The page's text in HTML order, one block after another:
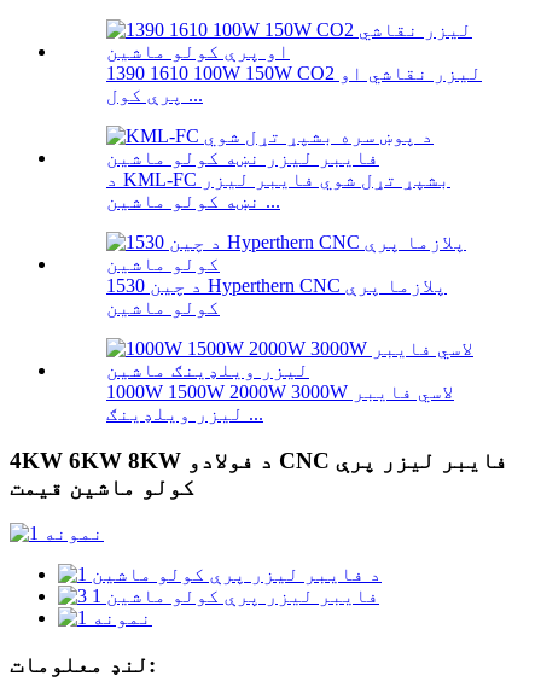
1390 1610 100W 150W CO2 لیزر نقاشي او
پرې کول ...
د KML-FC بشپړ تړل شوي فایبر لیزر
نښه کولو ماشین ...
د چین 1530 Hyperthern CNC پلازما پرې
کولو ماشین
1000W 1500W 2000W 3000W لاسي فایبر
لیزر ویلډینګ ...
4KW 6KW 8KW د فولادو CNC فایبر لیزر پرې
کولو ماشین قیمت
لنډ معلومات: